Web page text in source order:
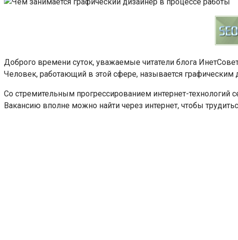
Доброго времени суток, уважаемые читатели блога
Человек, работающий в этой сфере, называется графическим
Со стремительным прогрессированием интернет-технологий
Вакансию вполне можно найти через интернет, чтобы